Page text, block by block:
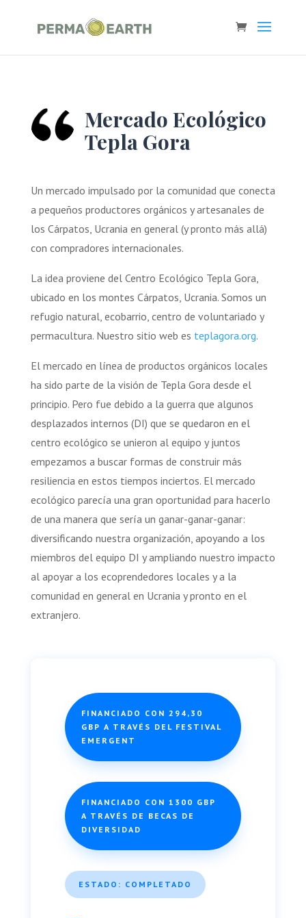
Mercado Ecológico
Tepla Gora
Un mercado impulsado por la comunidad que conecta
a pequeños productores orgánicos y artesanales de
los Cárpatos, Ucrania en general (y pronto más allá)
con compradores internacionales.
La idea proviene del Centro Ecológico Tepla Gora,
ubicado en los montes Cárpatos, Ucrania. Somos un
refugio natural, ecobarrio, centro de voluntariado y
permacultura. Nuestro sitio web es teplagora.org.
El mercado en línea de productos orgánicos locales
ha sido parte de la visión de Tepla Gora desde el
principio. Pero fue debido a la guerra que algunos
desplazados internos (DI) que se quedaron en el
centro ecológico se unieron al equipo y juntos
empezamos a buscar formas de construir más
resiliencia en estos tiempos inciertos. El mercado
ecológico parecía una gran oportunidad para hacerlo
de una manera que sería un ganar-ganar-ganar:
diversificando nuestra organización, apoyando a los
miembros del equipo DI y ampliando nuestro impacto
al apoyar a los ecoprendedores locales y a la
comunidad en general en Ucrania y pronto en el
extranjero.
FINANCIADO CON 294,30
GBP A TRAVÉS DEL FESTIVAL
EMERGENT
FINANCIADO CON 1300 GBP
A TRAVÉS DE BECAS DE
DIVERSIDAD
ESTADO: COMPLETADO